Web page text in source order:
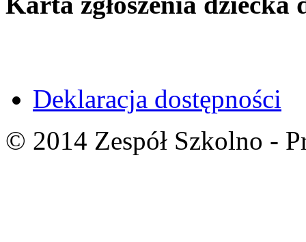
Deklaracja dostępności
© 2014 Zespół Szkolno -